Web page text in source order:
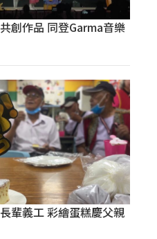
創作品 同登Garma音樂
輩義工 彩繪蛋糕慶父親